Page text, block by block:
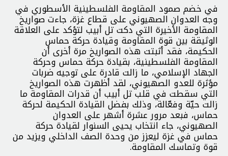
في خضم صمود المقاومة الفلسطينية الأسطوري في
وجه العدوان الصهيوني على قطاع غزة، جاءت صواريخ
المقاومة الأخيرة التي دكت تل أبيب لتؤكد على العلاقة
الوثيقة بين قوة المقاومة وقيادة حركة حماس
الحكيمة، فقد أثبتت هذه الصواريخ مرة أخرى أن
المقاومة الفلسطينية، بقيادة حركة حماس وحركة
الجهاد الإسلامي، ما زالت قادرة على توجيه ضربات
مؤثرة للعدو الصهيوني، لقد أظهرت هذه الصواريخ
التي سقطت في قلب تل أبيب أن قدرات المقاومة ما
زالت حيّة وفعّالة، وذلك بفضل القيادة الحكيمة لحركة
حماس، فبعد مرور عشرة أشهر على العدوان
الصهيوني، جاء انتخاب يحيى السنوار لقيادة حركة
حماس في غزة ليعزز من وحدة الصف الداخلي ويزيد من
قوة وتماسك المقاومة.